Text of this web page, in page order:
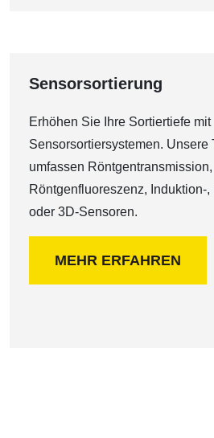
Sensorsortierung
Erhöhen Sie Ihre Sortiertiefe mit
Sensorsortiersystemen. Unsere
umfassen Röntgentransmission,
Röntgenfluoreszenz, Induktion-
oder 3D-Sensoren.
MEHR ERFAHREN